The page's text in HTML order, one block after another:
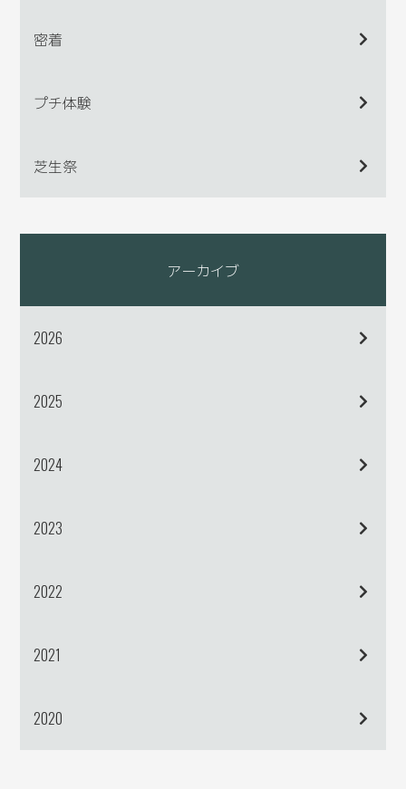
密着
プチ体験
芝生祭
アーカイブ
2026
2025
2024
2023
2022
2021
2020